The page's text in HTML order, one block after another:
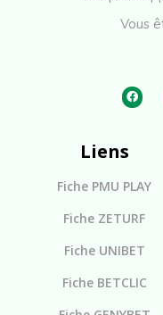
Vous
Liens
Fiche PMU PLAY
Fiche ZETURF
Fiche UNIBET
Fiche BETCLIC